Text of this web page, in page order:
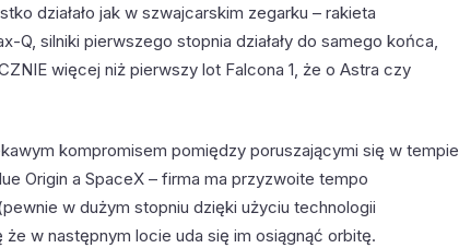
działało jak w szwajcarskim zegarku – rakieta
Q, silniki pierwszego stopnia działały do samego końca,
więcej niż pierwszy lot Falcona 1, że o Astra czy
kompromisem pomiędzy poruszającymi się w tempie
Origin a SpaceX – firma ma przyzwoite tempo
w dużym stopniu dzięki użyciu technologii
że w następnym locie uda się im osiągnąć orbitę.